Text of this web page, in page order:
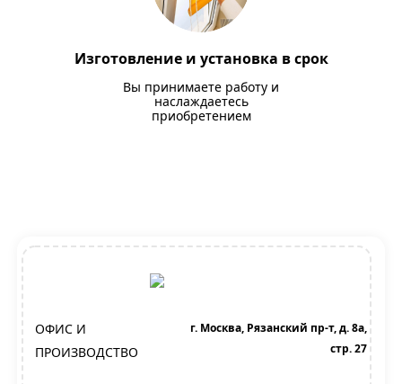
Изготовление и установка в срок
Вы принимаете работу и
наслаждаетесь
приобретением
ОФИС И
ПРОИЗВОДСТВО
г. Москва, Рязанский пр-т, д. 8а,
стр. 27